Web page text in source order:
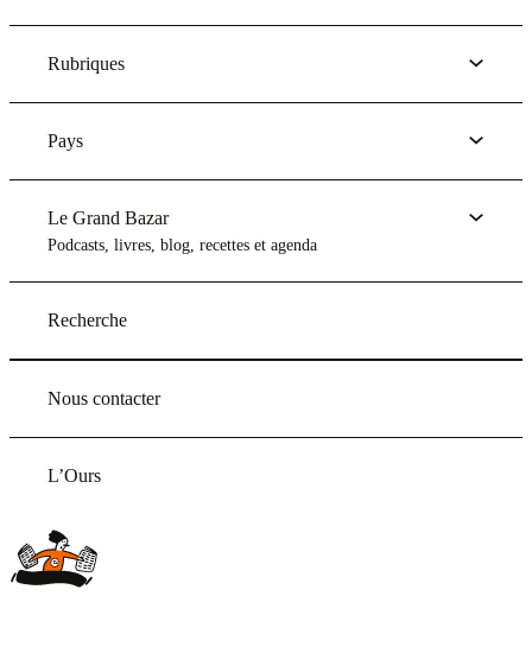
Rubriques
Pays
Le Grand Bazar
Podcasts, livres, blog, recettes et agenda
Recherche
Nous contacter
L’Ours